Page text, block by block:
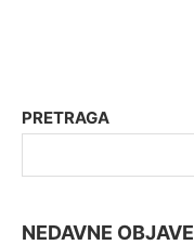
PRETRAGA
NEDAVNE OBJAVE